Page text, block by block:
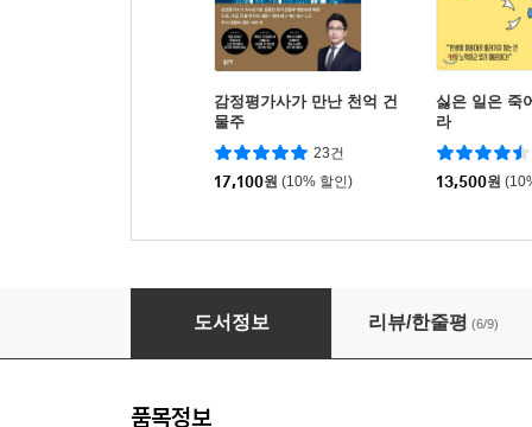
감정평가사가 만난 천억 건
물주
23건
17,100원 (10% 할인)
싫은 일은 죽
라
13,500원
돈 버는 말투, 돈 버리는 말투
도서정보 리뷰/한줄평 (6/9)
품목정보